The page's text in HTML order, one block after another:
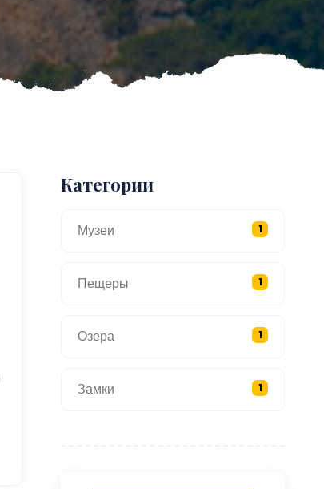
Категории
Музеи 1
Пещеры 1
Озера 1
Замки 1